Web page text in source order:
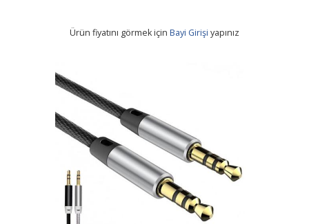
Ürün fiyatını görmek için Bayi Girişi yapınız